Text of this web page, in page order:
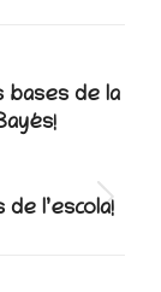
bases de la
l’escola!